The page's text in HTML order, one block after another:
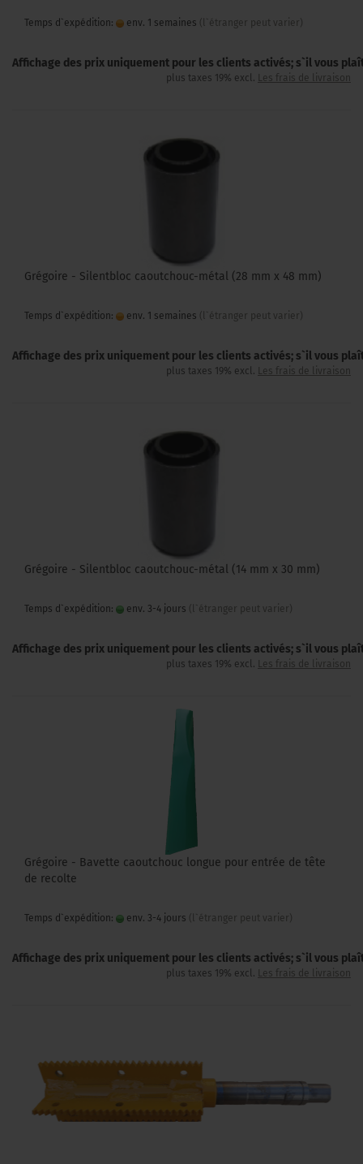
Temps d`expédition: env. 1 semaines (l`étranger peut varier)
Affichage des prix uniquement pour les clients activés; s`il vous
plus taxes 19% excl. Les frais de livraison
Grégoire - Silentbloc caoutchouc-métal (28 mm x 48 mm)
Temps d`expédition: env. 1 semaines (l`étranger peut varier)
Affichage des prix uniquement pour les clients activés; s`il vous
plus taxes 19% excl. Les frais de livraison
Grégoire - Silentbloc caoutchouc-métal (14 mm x 30 mm)
Temps d`expédition: env. 3-4 jours (l`étranger peut varier)
Affichage des prix uniquement pour les clients activés; s`il vous
plus taxes 19% excl. Les frais de livraison
Grégoire - Bavette caoutchouc longue pour entrée de tête
de recolte
Temps d`expédition: env. 3-4 jours (l`étranger peut varier)
Affichage des prix uniquement pour les clients activés; s`il vous
plus taxes 19% excl. Les frais de livraison